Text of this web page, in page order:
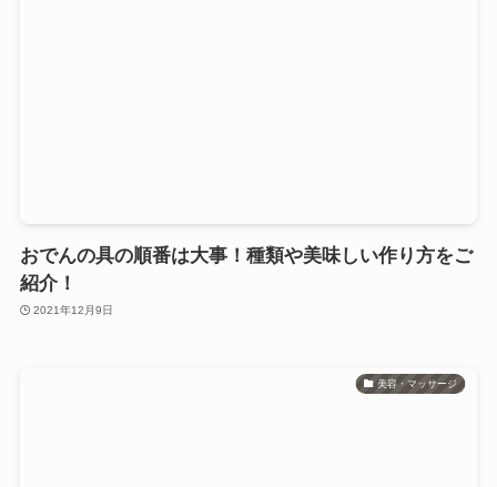
おでんの具の順番は大事！種類や美味しい作り方をご
紹介！
2021年12月9日
美容・マッサージ